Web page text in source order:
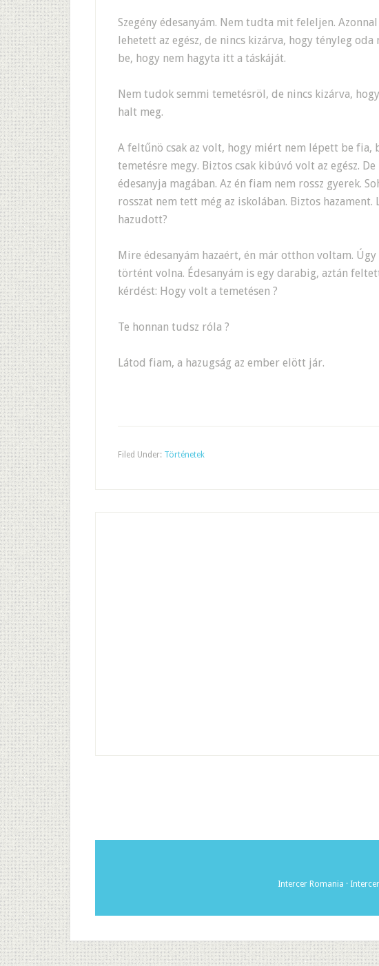
Szegény édesanyám. Nem tudta mit feleljen.
lehetett az egész, de nincs kizárva, hogy tényleg
be, hogy nem hagyta itt a táskáját.
Nem tudok semmi temetésröl, de nincs kizárva,
halt meg.
A feltűnö csak az volt, hogy miért nem lépett be fia,
temetésre megy. Biztos csak kibúvó volt az egész.
édesanyja magában. Az én fiam nem rossz gyerek.
rosszat nem tett még az iskolában. Biztos
hazudott?
Mire édesanyám hazaért, én már otthon voltam.
történt volna. Édesanyám is egy darabig, aztán
kérdést: Hogy volt a temetésen ?
Te honnan tudsz róla ?
Látod fiam, a hazugság az ember elött jár.
Filed Under: Történetek
Intercer Romania ·